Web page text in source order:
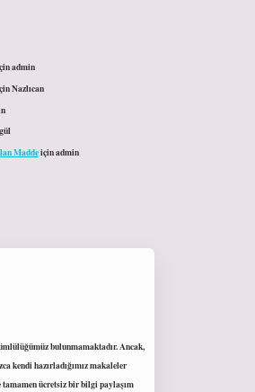
admin
Nazlıcan
Maddeiçinadmin
bulunmamaktadır. Ancak,
kendi hazırladığımız makaleler
ücretsiz bir bilgi paylaşım